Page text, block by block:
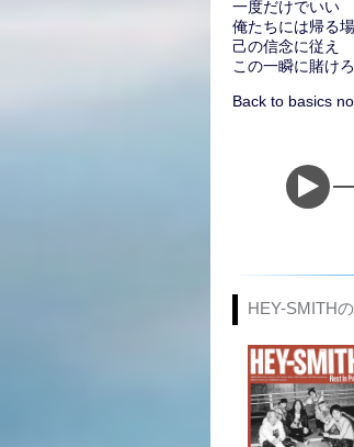
一度だけでいい
俺たちには帰る
己の信念に従え
この一瞬に賭けろ
Back to basics
HEY-SMITH